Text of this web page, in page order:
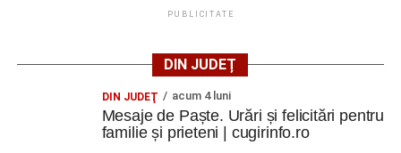
PUBLICITATE
DIN JUDEȚ
DIN JUDEŢ acum 4 luni
Mesaje de Paște. Urări și felicitări pentru
familie și prieteni | cugirinfo.ro